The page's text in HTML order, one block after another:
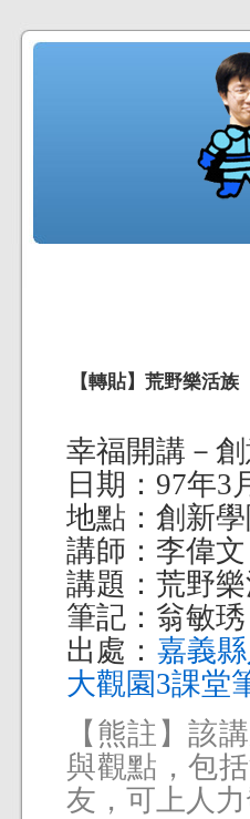
【轉貼】荒野樂活
幸福開講－
日期：97年3
地點：創新
講師：李偉文
講題：荒野
筆記：翁敏琇
出處： 嘉義
大觀園3課堂
【熊註】該
與觀點，包
友，可上人